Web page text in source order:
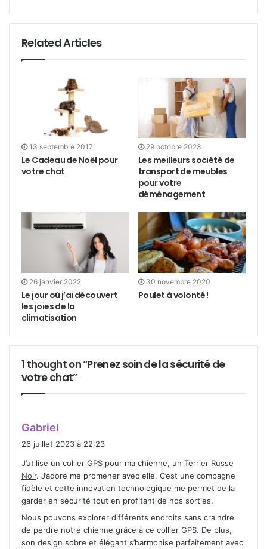
Related Articles
13 septembre 2017
Le Cadeau de Noël pour
votre chat
29 octobre 2023
Les meilleurs société de
transport de meubles
pour votre
déménagement
26 janvier 2022
Le jour où j’ai découvert
les joies de la
climatisation
30 novembre 2020
Poulet à volonté !
1 thought on “Prenez soin de la sécurité de
votre chat”
Gabriel
:
26 juillet 2023 à 22:23
J’utilise un collier GPS pour ma chienne, un Terrier Russe
Noir. J’adore me promener avec elle. C’est une compagne
fidèle et cette innovation technologique me permet de la
garder en sécurité tout en profitant de nos sorties.
Nous pouvons explorer différents endroits sans craindre
de perdre notre chienne grâce à ce collier GPS. De plus,
son design sobre et élégant s’harmonise parfaitement avec